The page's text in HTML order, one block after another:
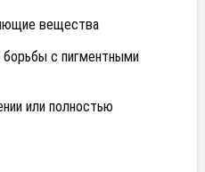
вещества
с пигментными
или полностью